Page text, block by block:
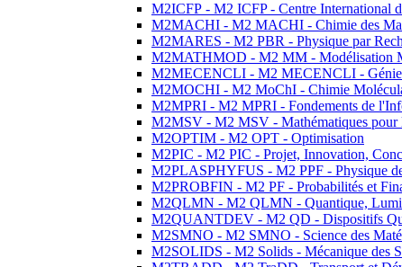
M2ICFP - M2 ICFP - Centre International
M2MACHI - M2 MACHI - Chimie des
M2MARES - M2 PBR - Physique par
M2MATHMOD - M2 MM - Modélisation
M2MECENCLI - M2 MECENCLI - Génie
M2MOCHI - M2 MoChI - Chimie
M2MPRI - M2 MPRI - Fondements de
M2MSV - M2 MSV - Mathématiques pour
M2OPTIM - M2 OPT - Optimisation
M2PIC - M2 PIC - Projet, Innovation,
M2PLASPHYFUS - M2 PPF - Physique
M2PROBFIN - M2 PF - Probabilités et
M2QLMN - M2 QLMN - Quantique,
M2QUANTDEV - M2 QD - Dispositifs
M2SMNO - M2 SMNO - Science des
M2SOLIDS - M2 Solids - Mécanique des